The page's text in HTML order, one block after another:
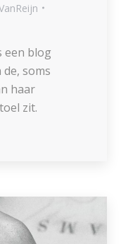
een blog
soms
haar
zit.